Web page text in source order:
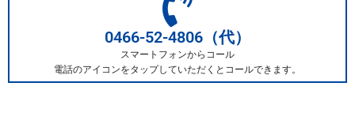
0466-52-4806（代）
スマートフォンからコール
電話のアイコンをタップしていただくとコールできます。